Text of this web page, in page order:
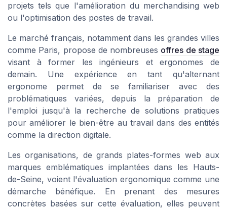
projets tels que l'amélioration du merchandising web
ou l'optimisation des postes de travail.
Le marché français, notamment dans les grandes villes
comme Paris, propose de nombreuses offres de stage
visant à former les ingénieurs et ergonomes de
demain. Une expérience en tant qu'alternant
ergonome permet de se familiariser avec des
problématiques variées, depuis la préparation de
l'emploi jusqu'à la recherche de solutions pratiques
pour améliorer le bien-être au travail dans des entités
comme la direction digitale.
Les organisations, de grands plates-formes web aux
marques emblématiques implantées dans les Hauts-
de-Seine, voient l'évaluation ergonomique comme une
démarche bénéfique. En prenant des mesures
concrètes basées sur cette évaluation, elles peuvent